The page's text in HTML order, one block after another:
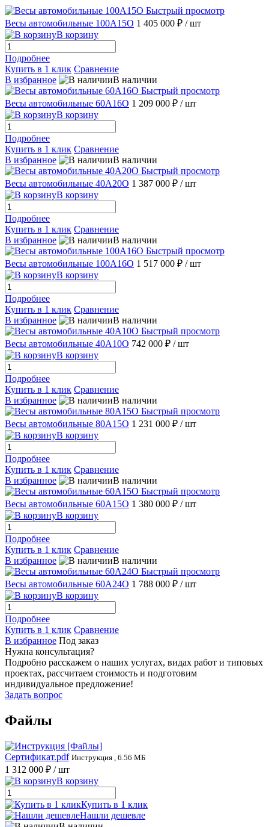
Быстрый просмотр
Весы автомобильные 100А15О 1 405 000 ₽ / шт
В корзину
Подробнее
Купить в 1 клик Сравнение
В избранное
В наличии
Быстрый просмотр
Весы автомобильные 60А16О 1 209 000 ₽ / шт
В корзину
Подробнее
Купить в 1 клик Сравнение
В избранное
В наличии
Быстрый просмотр
Весы автомобильные 40А20О 1 387 000 ₽ / шт
В корзину
Подробнее
Купить в 1 клик Сравнение
В избранное
В наличии
Быстрый просмотр
Весы автомобильные 100А16О 1 517 000 ₽ / шт
В корзину
Подробнее
Купить в 1 клик Сравнение
В избранное
В наличии
Быстрый просмотр
Весы автомобильные 40А10О 742 000 ₽ / шт
В корзину
Подробнее
Купить в 1 клик Сравнение
В избранное
В наличии
Быстрый просмотр
Весы автомобильные 80А15О 1 231 000 ₽ / шт
В корзину
Подробнее
Купить в 1 клик Сравнение
В избранное
В наличии
Быстрый просмотр
Весы автомобильные 60А15О 1 380 000 ₽ / шт
В корзину
Подробнее
Купить в 1 клик Сравнение
В избранное
В наличии
Быстрый просмотр
Весы автомобильные 60А24О 1 788 000 ₽ / шт
В корзину
Подробнее
Купить в 1 клик Сравнение
В избранное Под заказ
Нужна консультация?
Подробно расскажем о наших услугах, видах работ и типовых
проектах, рассчитаем стоимость и подготовим
индивидуальное предложение!
Задать вопрос
Файлы
Сертификат.pdf Инструкция , 6.56 МБ
1 312 000 ₽ / шт
В корзину
Купить в 1 клик
Нашли дешевле